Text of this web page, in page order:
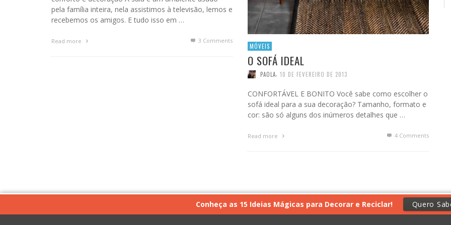
MÓVEIS
O SOFÁ IDEAL
PAOLA 10 DE FEVEREIRO DE 2013
CONFORTÁVEL E BONITO Você sabe como escolher o
sofá ideal para a sua decoração? Tamanho, formato e
cor: são só alguns dos inúmeros detalhes que …
Read more 4 Comments
pela família inteira, nela assistimos à televisão, lemos e
recebemos os amigos. E tudo isso em …
Read more 3 Comments
Conheça as 15 Ideias Mágicas para Decorar e Reciclar! Quero